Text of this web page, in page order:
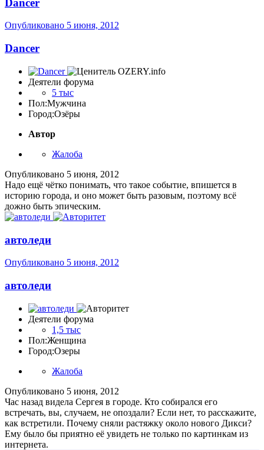
Опубликовано 5 июня, 2012
Dancer
Деятели форума
5 тыс
Пол:Мужчина
Город:Озёры
Автор
Жалоба
Опубликовано 5 июня, 2012
Надо ещё чётко понимать, что такое событие, впишется в
историю города, и оно может быть разовым, поэтому всё
дожно быть эпическим.
автоледи
Опубликовано 5 июня, 2012
автоледи
Деятели форума
1,5 тыс
Пол:Женщина
Город:Озеры
Жалоба
Опубликовано 5 июня, 2012
Час назад видела Сергея в городе. Кто собирался его
встречать, вы, случаем, не опоздали? Если нет, то расскажите,
как встретили. Почему сняли растяжку около нового Дикси?
Ему было бы приятно её увидеть не только по картинкам из
интернета.